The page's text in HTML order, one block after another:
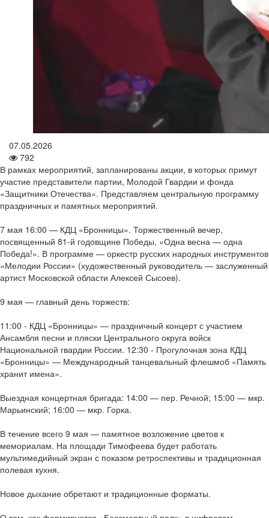
07.05.2026
792
В рамках мероприятий, запланированы акции, в которых примут
участие представители партии, Молодой Гвардии и фонда
«Защитники Отечества». Представляем центральную программу
праздничных и памятных мероприятий.
7 мая 16:00 — КДЦ «Бронницы». Торжественный вечер,
посвященный 81-й годовщине Победы, «Одна весна — одна
Победа!». В программе — оркестр русских народных инструментов
«Мелодии России» (художественный руководитель — заслуженный
артист Московской области Алексей Сысоев).
9 мая — главный день торжеств:
11:00 - КДЦ «Бронницы» — праздничный концерт с участием
Ансамбля песни и пляски Центрального округа войск
Национальной гвардии России. 12:30 - Прогулочная зона КДЦ
«Бронницы» — Международный танцевальный флешмоб «Память
хранит имена».
Выездная концертная бригада: 14:00 — пер. Речной; 15:00 — мкр.
Марьинский; 16:00 — мкр. Горка.
В течение всего 9 мая — памятное возложение цветов к
мемориалам. На площади Тимофеева будет работать
мультимедийный экран с показом ретроспективы и традиционная
полевая кухня.
Новое дыхание обретают и традиционные форматы.